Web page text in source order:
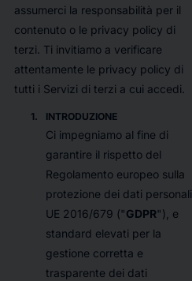
assumerci la responsabilità per il
contenuto o le privacy policy di
terzi. Ti invitiamo a verificare
attentamente le privacy policy di
tutti i Servizi di terzi a cui accedi.
INTRODUZIONE
Ci impegniamo al fine di
garantire il rispetto del
Regolamento europeo sulla
protezione dei dati personali
UE 2016/679 ("GDPR"), e
standard elevati per la
gestione corretta e
trasparente dei dati